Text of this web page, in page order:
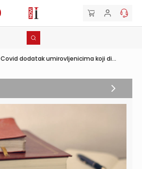
Covid dodatak umirovljenicima koji di...